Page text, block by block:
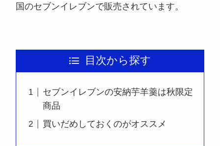
国のセブンイレブンで販売されています。
目次から探す
セブンイレブンの安納芋羊羹は秋限定
商品
買いだめしておくのがオススメ